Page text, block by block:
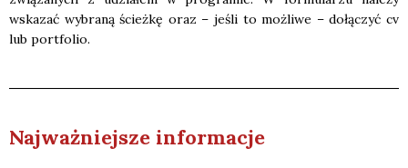
wska­zać wybra­ną ścież­kę oraz – jeśli to moż­li­we – dołą­czyć cv
lub port­fo­lio.
Naj­waż­niej­sze infor­ma­cje